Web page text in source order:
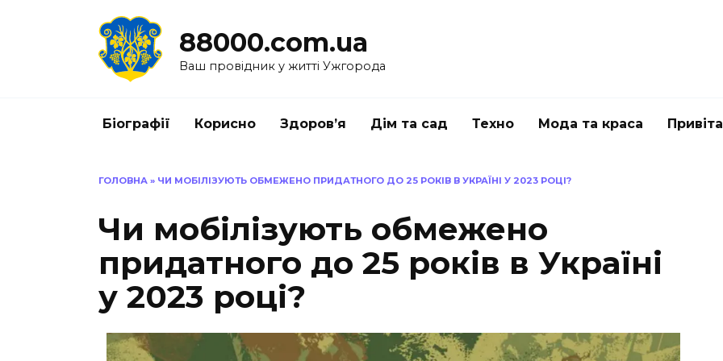
88000.com.ua
Ваш провідник у житті Ужгорода
Біографії Корисно Здоров’я Дім та сад Техно Мода та краса
ГОЛОВНА » ЧИ МОБІЛІЗУЮТЬ ОБМЕЖЕНО ПРИДАТНОГО ДО 25 РОКІВ В УКРАЇНІ У 2023 РОЦІ?
Чи мобілізують обмежено
придатного до 25 років в Україні
у 2023 році?